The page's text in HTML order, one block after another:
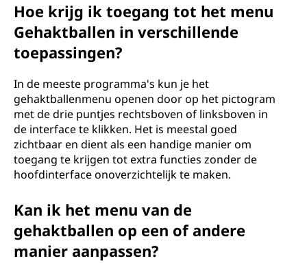
Hoe krijg ik toegang tot het menu
Gehaktballen in verschillende
toepassingen?
In de meeste programma's kun je het
gehaktballenmenu openen door op het pictogram
met de drie puntjes rechtsboven of linksboven in
de interface te klikken. Het is meestal goed
zichtbaar en dient als een handige manier om
toegang te krijgen tot extra functies zonder de
hoofdinterface onoverzichtelijk te maken.
Kan ik het menu van de
gehaktballen op een of andere
manier aanpassen?